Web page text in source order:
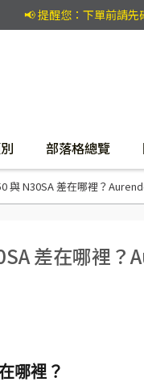
📢 提醒您：下單前請
部落格總覽
與 N30SA 差在哪裡？
差在哪裡
哪裡？